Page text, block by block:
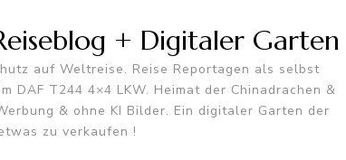
+ Digitaler Garten
auf Weltreise. Reise Reportagen als selbst
DAF T244 4×4 LKW. Heimat der Chinadrachen &
& ohne KI Bilder. Ein digitaler Garten der
zu verkaufen !